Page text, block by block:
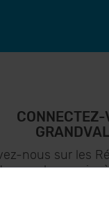
CONNECTEZ-
nous sur les
soyez le premier